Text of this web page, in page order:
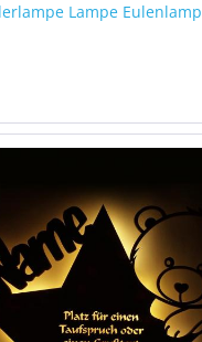
Lampe